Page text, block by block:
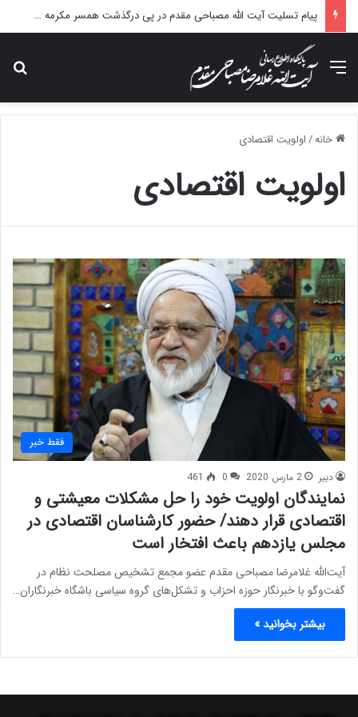
پیام تسلیت آیت الله مصباحی مقدم در پی درگذشت همسر مکرمه حضرت آیت‌الله العظمی سیستانی.
منو
خانه/اولویت اقتصادی
اولویت اقتصادی
فقط خبر
دبیر 2 مارس 2020 0
461
نمایندگان اولویت خود را حل مشکلات معیشتی و
اقتصادی قرار دهند/ حضور کارشناسان اقتصادی در
مجلس یازدهم باعث افتخار است
آیت‌الله غلامرضا مصباحی مقدم عضو مجمع تشخیص مصلحت نظام در
گفت‌وگو با خبرنگار حوزه احزاب و تشکل‌های گروه سیاسی باشگاه خبرنگاران…
بیشتر بخوانید »